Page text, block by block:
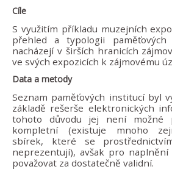
Cíle
S využitím příkladu muzejních
přehled a typologii
nacházejí v širších hranicích
ve svých expozicích k zájmovému
Data a metody
Seznam paměťových institucí byl
základě rešerše elektronických
tohoto důvodu jej není možné
kompletní (existuje mnoho
sbírek, které se
neprezentují), avšak pro
považovat za dostatečně validní.